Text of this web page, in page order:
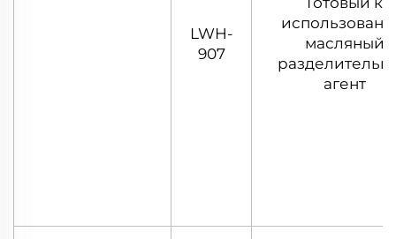
LWH-
907
масляный
агент